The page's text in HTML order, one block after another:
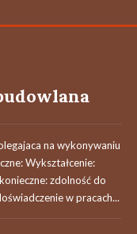
na wykonywaniu
Wykształcenie:
zdolność do
w pracach...